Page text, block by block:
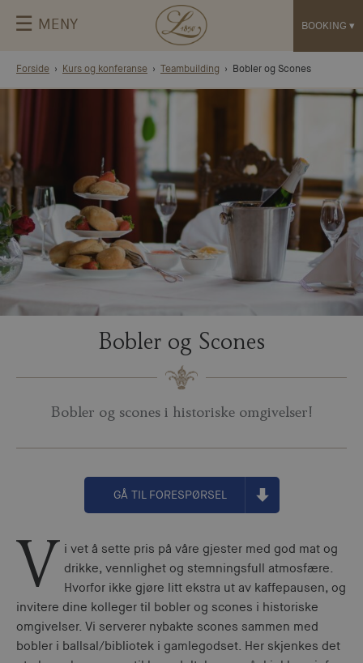
☰ MENY BOOKING ▾
Forside Kurs og konferanse Teambuilding Bobler og Scones
Bobler og Scones
Bobler og scones i historiske omgivelser!
GÅ TIL FORESPØRSEL
V
i vet å sette pris på våre gjester med god mat og
drikke, vennlighet og stemningsfull atmosfære.
Hvorfor ikke gjøre litt ekstra ut av kaffepausen, og
invitere dine kolleger til bobler og scones i historiske
omgivelser. Vi serverer nybakte scones sammen med
bobler i ballsal/bibliotek i gamlegodset. Her skjenkes det